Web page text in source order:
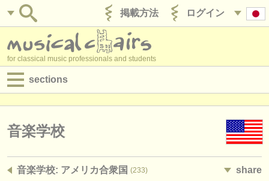
ログイン
掲載方法
for classical music professionals and students
sections
求人情報 (演奏関係の職)
求人情報 (管理者関連の職)
音楽学校
音楽学校: アメリカ合衆国 (233) share